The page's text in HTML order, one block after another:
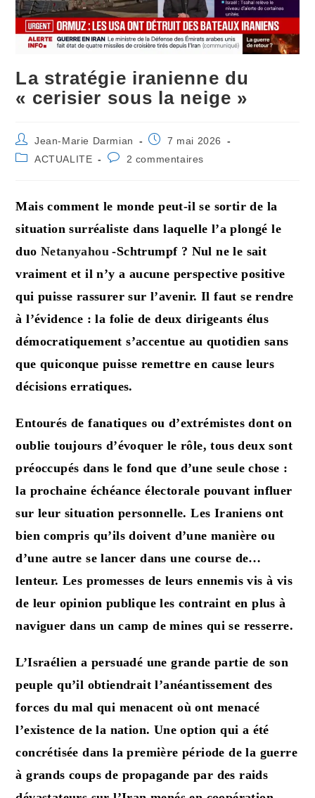
La stratégie iranienne du
« cerisier sous la neige »
Auteur/autrice
de
la
Jean-Marie Darmian
Publication
7 mai 2026
PostACTUALITE
Commentaires
2 commentaires
Mais comment le monde peut-il se sortir de la
situation surréaliste dans laquelle l’a plongé le
duoNetanyahou -Schtrumpf ? Nul ne le sait
vraiment et il n’y a aucune perspective positive
qui puisse rassurer sur l’avenir. Il faut se rendre
à l’évidence :la folie de deux dirigeants élus
démocratiquement s’accentue au quotidien sans
que quiconque puisse remettre en cause leurs
décisions erratiques.
Entourés de fanatiques ou d’extrémistes dont on
oublie toujours d’évoquer le rôle, tous deux sont
préoccupés dans le fond que d’une seule chose :
la prochaine échéance électorale pouvant influer
sur leur situation personnelle. Les Iraniens ont
bien compris qu’ils doivent d’une manière ou
d’une autre se lancer dans une course de…
lenteur. Les promesses de leurs ennemis vis à vis
de leur opinion publique les contraint en plus à
naviguer dans un camp de mines qui se resserre.
L’Israélien a persuadé une grande partie de son
peuple qu’il obtiendrait l’anéantissement des
forces du mal qui menacent où ont menacé
l’existence de la nation. Une option qui a été
concrétisée dans la première période de la guerre
à grands coups de propagande par des raids